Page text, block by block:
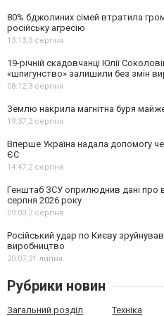
80% бджолиних сімей втратила
російську агресію
13:13,3 серпня
19-річній скадовчанці Юлії
«шпигунство» залишили без змін
08:12,3 серпня
Землю накрила магнітна буря
19:37,2 серпня
Вперше Україна надала допомогу
ЄС
14:47,2 серпня
Генштаб ЗСУ оприлюднив дані про
серпня 2026 року
09:00,2 серпня
Російський удар по Києву
виробництво
20:07,31 липня
Рубрики новин
Загальний розділ Техніка